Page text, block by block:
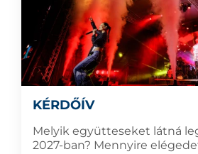
KÉRDŐÍV
Melyik együtteseket látná
2027-ban? Mennyire